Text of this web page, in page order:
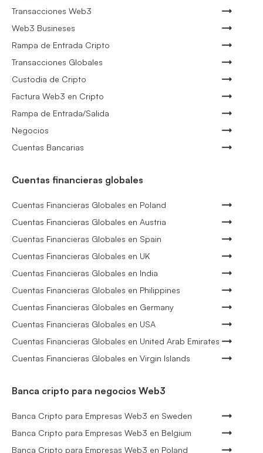
Transacciones Web3
Web3 Busineses
Rampa de Entrada Cripto
Transacciones Globales
Custodia de Cripto
Factura Web3 en Cripto
Rampa de Entrada/Salida
Negocios
Cuentas Bancarias
Cuentas financieras globales
Cuentas Financieras Globales en Poland
Cuentas Financieras Globales en Austria
Cuentas Financieras Globales en Spain
Cuentas Financieras Globales en UK
Cuentas Financieras Globales en India
Cuentas Financieras Globales en Philippines
Cuentas Financieras Globales en Germany
Cuentas Financieras Globales en USA
Cuentas Financieras Globales en United Arab Emirates
Cuentas Financieras Globales en Virgin Islands
Banca cripto para negocios Web3
Banca Cripto para Empresas Web3 en Sweden
Banca Cripto para Empresas Web3 en Belgium
Banca Cripto para Empresas Web3 en Poland